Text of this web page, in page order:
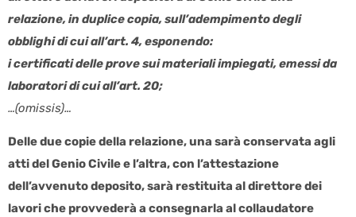
relazione, in duplice copia, sull’adempimento degli
obblighi di cui all’art. 4, esponendo:
i certificati delle prove sui materiali impiegati, emessi da
laboratori di cui all’art. 20;
…(omissis)…
Delle due copie della relazione, una sarà conservata agli
atti del Genio Civile e l’altra, con l’attestazione
dell’avvenuto deposito, sarà restituita al direttore dei
lavori che provvederà a consegnarla al collaudatore